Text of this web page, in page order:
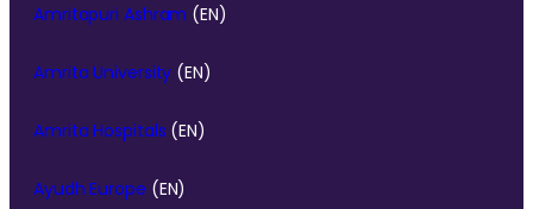
Amritapuri Ashram (EN)
Amrita University (EN)
Amrita Hospitals (EN)
Ayudh Europe (EN)